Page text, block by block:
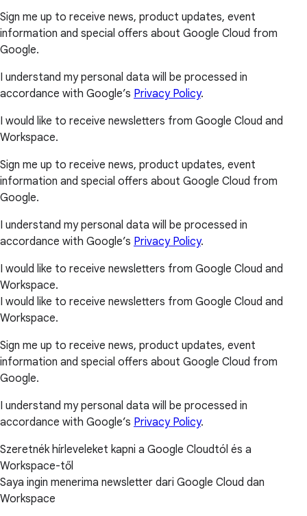
Sign me up to receive news, product updates, event
information and special offers about Google Cloud from
Google.
I understand my personal data will be processed in
accordance with Google’s Privacy Policy.
I would like to receive newsletters from Google Cloud and
Workspace.
Sign me up to receive news, product updates, event
information and special offers about Google Cloud from
Google.
I understand my personal data will be processed in
accordance with Google’s Privacy Policy.
I would like to receive newsletters from Google Cloud and
Workspace.
I would like to receive newsletters from Google Cloud and
Workspace.
Sign me up to receive news, product updates, event
information and special offers about Google Cloud from
Google.
I understand my personal data will be processed in
accordance with Google’s Privacy Policy.
Szeretnék hírleveleket kapni a Google Cloudtól és a
Workspace-től
Saya ingin menerima newsletter dari Google Cloud dan
Workspace